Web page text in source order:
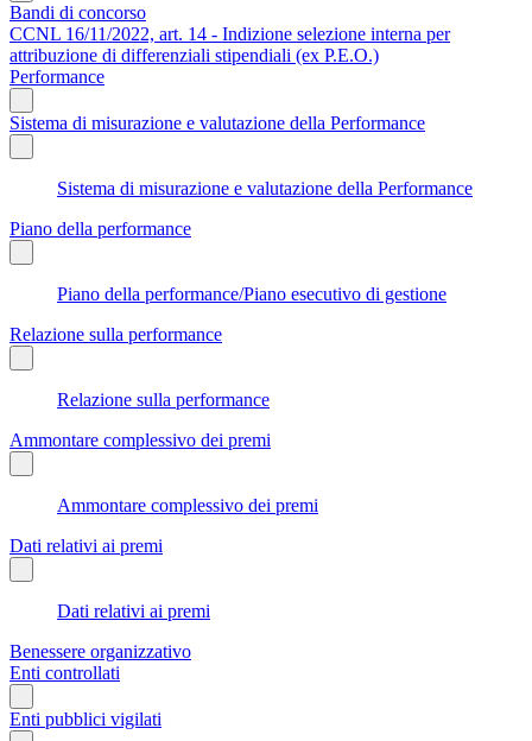
Bandi di concorso
CCNL 16/11/2022, art. 14 - Indizione selezione interna per
attribuzione di differenziali stipendiali (ex P.E.O.)
Performance
Sistema di misurazione e valutazione della Performance
Sistema di misurazione e valutazione della Performance
Piano della performance
Piano della performance/Piano esecutivo di gestione
Relazione sulla performance
Relazione sulla performance
Ammontare complessivo dei premi
Ammontare complessivo dei premi
Dati relativi ai premi
Dati relativi ai premi
Benessere organizzativo
Enti controllati
Enti pubblici vigilati